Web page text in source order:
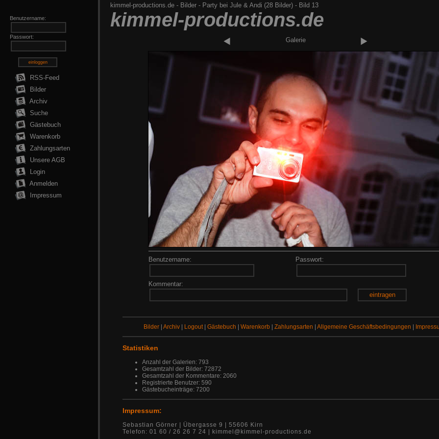
Benutzername:
Passwort:
einloggen
RSS-Feed
Bilder
Archiv
Suche
Gästebuch
Warenkorb
Zahlungsarten
Unsere AGB
Login
Anmelden
Impressum
kimmel-productions.de - Bilder - Party bei Jule & Andi (28 Bilder) - Bild 13
kimmel-productions.de
Galerie
Benutzername: Passwort:
Kommentar:
eintragen
Bilder| Archiv| Logout| Gästebuch | Warenkorb| Zahlungsarten | Allgemeine Geschäftsbedingungen |
Statistiken
Anzahl der Galerien: 793
Gesamtzahl der Bilder: 72872
Gesamtzahl der Kommentare: 2060
Registrierte Benutzer: 590
Gästebucheinträge: 7200
Impressum:
Sebastian Görner | Übergasse 9 | 55606 Kirn
Telefon: 01 60 / 26 26 7 24 | kimmel@kimmel-productions.de